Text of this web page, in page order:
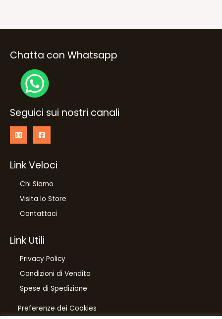
Chatta con Whatsapp
Seguici sui nostri canali
Link Veloci
Chi Siamo
Visita lo Store
Contattaci
Link Utili
Privacy Policy
Condizioni di Vendita
Spese di Spedizione
Preferenze dei Cookies